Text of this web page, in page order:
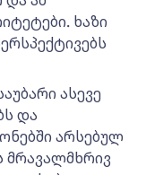
ხაზი
ასევე
და
არსებულ
მრავალმხრივ